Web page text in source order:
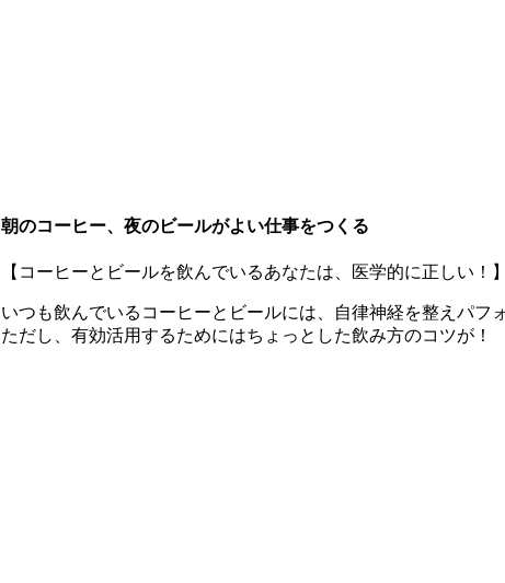
朝のコーヒー、夜のビールがよい仕事をつくる
【コーヒーとビールを飲んでいるあなたは、医学的に正しい！】
いつも飲んでいるコーヒーとビールには、自律神経を整えパフ
ただし、有効活用するためにはちょっとした飲み方のコツが！